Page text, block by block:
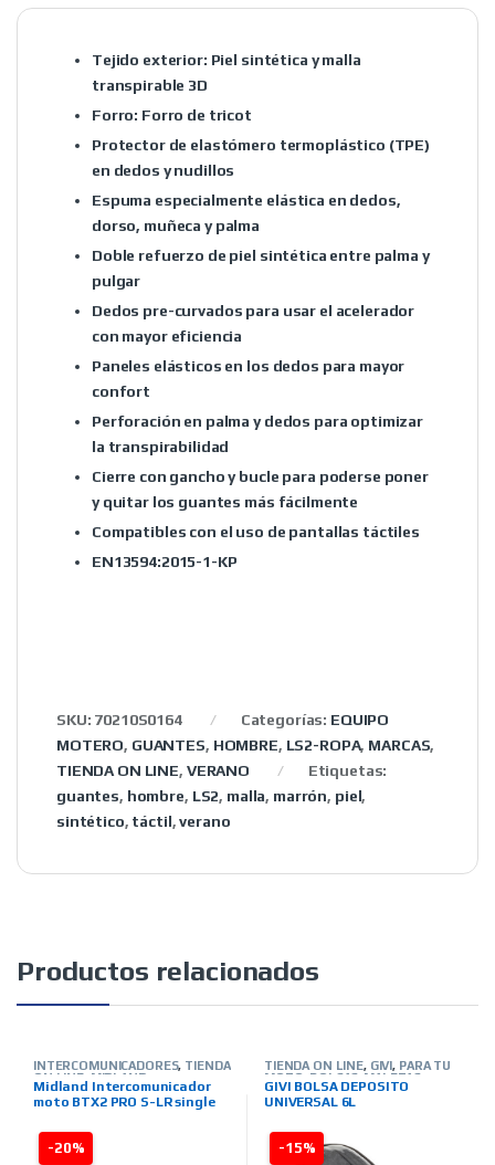
Tejido exterior: Piel sintética y malla
transpirable 3D
Forro: Forro de tricot
Protector de elastómero termoplástico (TPE)
en dedos y nudillos
Espuma especialmente elástica en dedos,
dorso, muñeca y palma
Doble refuerzo de piel sintética entre palma y
pulgar
Dedos pre-curvados para usar el acelerador
con mayor eficiencia
Paneles elásticos en los dedos para mayor
confort
Perforación en palma y dedos para optimizar
la transpirabilidad
Cierre con gancho y bucle para poderse poner
y quitar los guantes más fácilmente
Compatibles con el uso de pantallas táctiles
EN13594:2015-1-KP
SKU: 70210S0164 Categorías: EQUIPO
MOTERO, GUANTES, HOMBRE, LS2-ROPA, MARCAS,
TIENDA ON LINE, VERANO
Etiquetas:
guantes, hombre, LS2, malla, marrón, piel,
sintético, táctil,verano
Productos relacionados
-20%
INTERCOMUNICADORES, TIENDA
ON LINE MIDLAND
Midland Intercomunicador
moto BTX2 PRO S-LR single
-15%
TIENDA ON LINE, GIVI, PARA TU
MOTO
BOLSAS-MALETAS-
ALFORJAS-OTROS
GIVI BOLSA DEPOSITO
UNIVERSAL 6L